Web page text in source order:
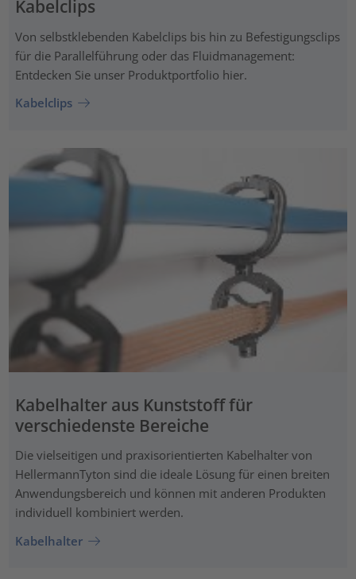
Kabelclips
Von selbstklebenden Kabelclips bis hin zu Befestigungsclips
für die Parallelführung oder das Fluidmanagement:
Entdecken Sie unser Produktportfolio hier.
Kabelclips
Kabelhalter aus Kunststoff für
verschiedenste Bereiche
Die vielseitigen und praxisorientierten Kabelhalter von
HellermannTyton sind die ideale Lösung für einen breiten
Anwendungsbereich und können mit anderen Produkten
individuell kombiniert werden.
Kabelhalter